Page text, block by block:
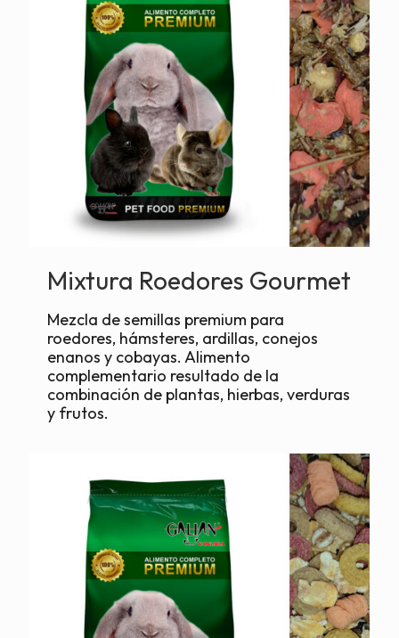
Mixtura Roedores Gourmet
Mezcla de semillas premium para
roedores, hámsteres, ardillas, conejos
enanos y cobayas. Alimento
complementario resultado de la
combinación de plantas, hierbas, verduras
y frutos.